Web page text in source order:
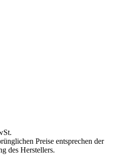
Preise entsprechen der
des Herstellers.